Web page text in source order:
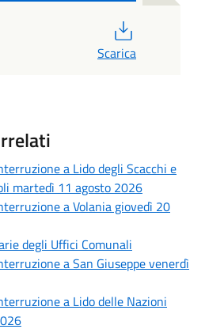
Scarica
a Lido degli Scacchi e
martedì 11 agosto 2026
a Volania giovedì 20
degli Uffici Comunali
a San Giuseppe venerdì
a Lido delle Nazioni